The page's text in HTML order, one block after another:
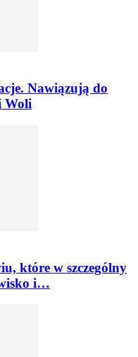
Nawiązują do
Woli
które w szczególny
i…